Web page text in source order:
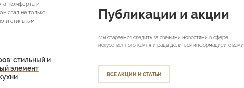
Публикации и акции
Мы стараемся следить за свежими новостями в сфере
искусственного камня и рады делиться информацией с вами
ВСЕ АКЦИИ И СТАТЬИ
комфорта и
стал не только
и стильным
стильный и
элемент